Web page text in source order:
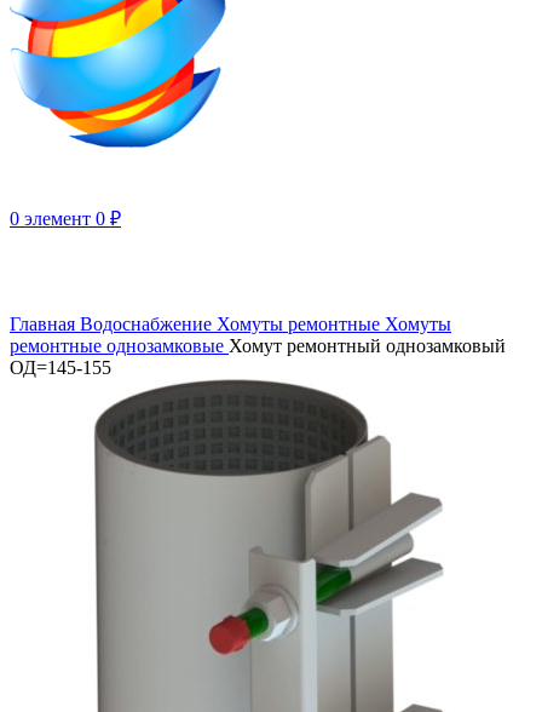
0 элемент 0 ₽
Главная Водоснабжение Хомуты ремонтные Хомуты
ремонтные однозамковые Хомут ремонтный однозамковый
ОД=145-155